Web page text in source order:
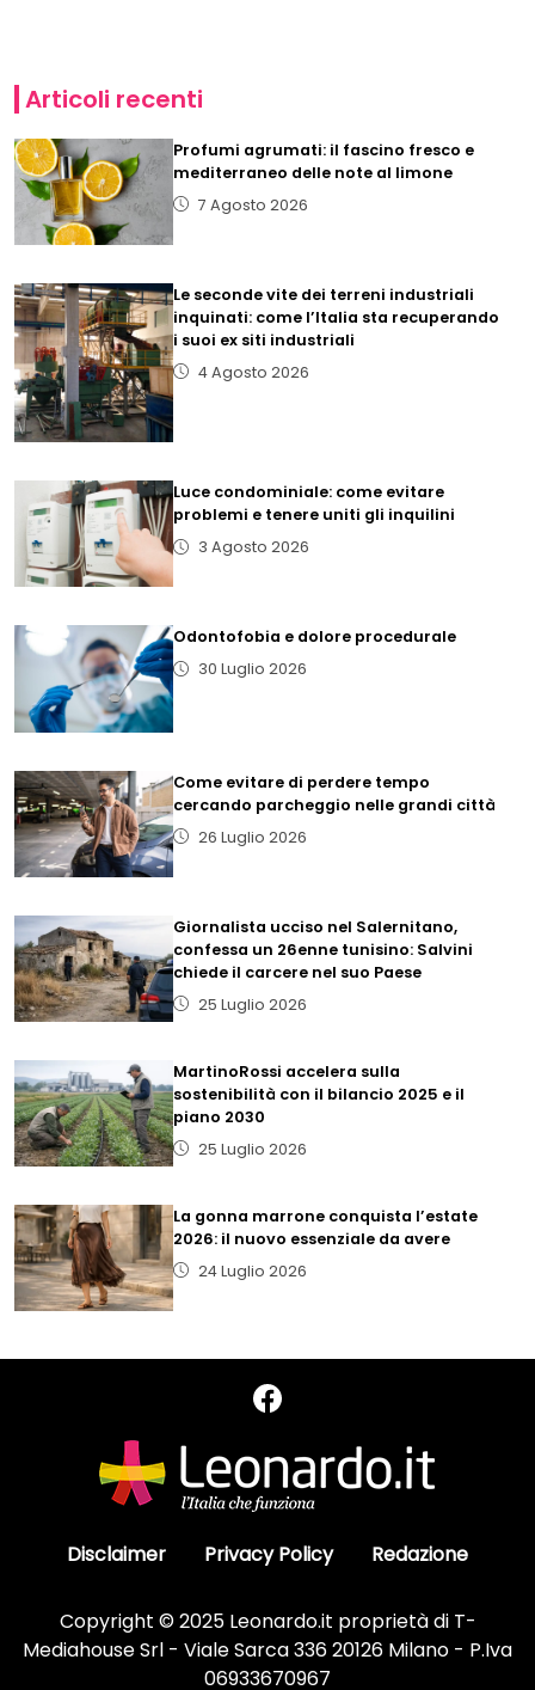
Articoli recenti
Profumi agrumati: il fascino fresco e
mediterraneo delle note al limone
7 Agosto 2026
Le seconde vite dei terreni industriali
inquinati: come l’Italia sta recuperando
i suoi ex siti industriali
4 Agosto 2026
Luce condominiale: come evitare
problemi e tenere uniti gli inquilini
3 Agosto 2026
Odontofobia e dolore procedurale
30 Luglio 2026
Come evitare di perdere tempo
cercando parcheggio nelle grandi città
26 Luglio 2026
Giornalista ucciso nel Salernitano,
confessa un 26enne tunisino: Salvini
chiede il carcere nel suo Paese
25 Luglio 2026
MartinoRossi accelera sulla
sostenibilità con il bilancio 2025 e il
piano 2030
25 Luglio 2026
La gonna marrone conquista l’estate
2026: il nuovo essenziale da avere
24 Luglio 2026
Disclaimer Privacy Policy Redazione
Copyright © 2025 Leonardo.it proprietà di T-
Mediahouse Srl - Viale Sarca 336 20126 Milano - P.Iva
06933670967